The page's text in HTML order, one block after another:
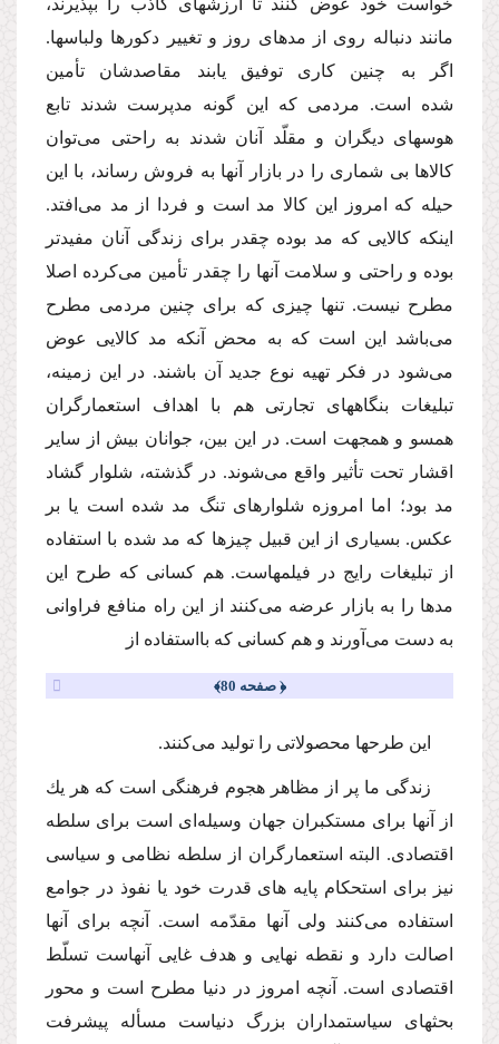
خواست خود عوض كنند تا ارزشهاى كاذب را بپذیرند،
مانند دنباله روى از مدهاى روز و تغییر دكورها ولباسها.
اگر به چنین كارى توفیق یابند مقاصدشان تأمین
شده است. مردمى كه این گونه مدپرست شدند تابع
هوسهاى دیگران و مقلّد آنان شدند به راحتى‌ مى‌توان
كالاها بى شمارى را در بازار آنها به فروش رساند، با این
حیله كه امروز این كالا مد است و فردا از مد‌ مى‌افتد.
اینكه كالایى كه مد بوده چقدر براى زندگى آنان مفیدتر
بوده و راحتى و سلامت آنها را چقدر تأمین‌ مى‌كرده اصلا
مطرح نیست. تنها چیزى كه براى چنین مردمى مطرح‌
مى‌باشد این است كه به محض آنكه مد كالایى عوض‌
مى‌شود در فكر تهیه نوع جدید آن باشند. در این زمینه،
تبلیغات بنگاههاى تجارتى هم با اهداف استعمارگران
همسو و همجهت است. در این بین، جوانان بیش از سایر
اقشار تحت تأثیر واقع‌ مى‌شوند. در گذشته، شلوار گشاد
مد بود؛ اما امروزه شلوارهاى تنگ مد شده است یا بر
عكس. بسیارى از این قبیل چیزها كه مد شده با استفاده
از تبلیغات رایج در فیلمهاست. هم كسانى كه طرح این
مدها را به بازار عرضه‌ مى‌كنند از این راه منافع فراوانى
به دست‌ مى‌آورند و هم كسانى كه بااستفاده از
﴿ صفحه 80﴾
این طرحها محصولاتى را تولید‌ مى‌كنند.
زندگى ما پر از مظاهر هجوم فرهنگى است كه هر یك
از آنها براى مستكبران جهان وسیله‌اى است براى سلطه
اقتصادى. البته استعمارگران از سلطه نظامى و سیاسى
نیز براى استحكام پایه هاى قدرت خود یا نفوذ در جوامع
استفاده‌ مى‌كنند ولى آنها مقدّمه است. آنچه براى آنها
اصالت دارد و نقطه نهایى و هدف غایى آنهاست تسلّط
اقتصادى است. آنچه امروز در دنیا مطرح است و محور
بحثهاى سیاستمداران بزرگ دنیاست مسأله پیشرفت